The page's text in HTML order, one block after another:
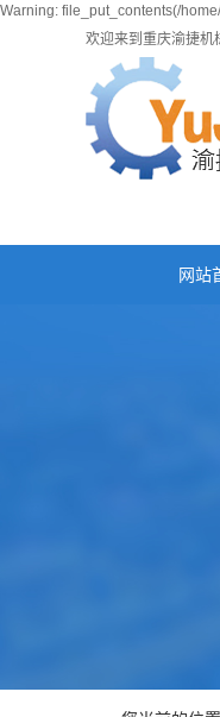
Warning: file_put_contents(/
欢迎来到重庆渝捷机
网站